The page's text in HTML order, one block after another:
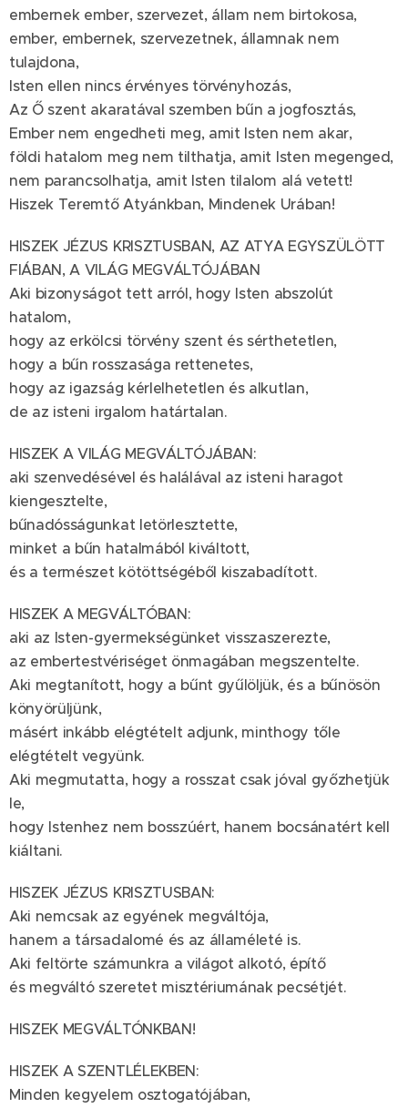
embernek ember, szervezet, állam nem birtokosa,
ember, embernek, szervezetnek, államnak nem
tulajdona,
Isten ellen nincs érvényes törvényhozás,
Az Ő szent akaratával szemben bűn a jogfosztás,
Ember nem engedheti meg, amit Isten nem akar,
földi hatalom meg nem tilthatja, amit Isten megenged,
nem parancsolhatja, amit Isten tilalom alá vetett!
Hiszek Teremtő Atyánkban, Mindenek Urában!
HISZEK JÉZUS KRISZTUSBAN, AZ ATYA EGYSZÜLÖTT
FIÁBAN, A VILÁG MEGVÁLTÓJÁBAN
Aki bizonyságot tett arról, hogy Isten abszolút
hatalom,
hogy az erkölcsi törvény szent és sérthetetlen,
hogy a bűn rosszasága rettenetes,
hogy az igazság kérlelhetetlen és alkutlan,
de az isteni irgalom határtalan.
HISZEK A VILÁG MEGVÁLTÓJÁBAN:
aki szenvedésével és halálával az isteni haragot
kiengesztelte,
bűnadósságunkat letörlesztette,
minket a bűn hatalmából kiváltott,
és a természet kötöttségéből kiszabadított.
HISZEK A MEGVÁLTÓBAN:
aki az Isten-gyermekségünket visszaszerezte,
az embertestvériséget önmagában megszentelte.
Aki megtanított, hogy a bűnt gyűlöljük, és a bűnösön
könyörüljünk,
másért inkább elégtételt adjunk, minthogy tőle
elégtételt vegyünk.
Aki megmutatta, hogy a rosszat csak jóval győzhetjük
le,
hogy Istenhez nem bosszúért, hanem bocsánatért kell
kiáltani.
HISZEK JÉZUS KRISZTUSBAN:
Aki nemcsak az egyének megváltója,
hanem a társadalomé és az államéleté is.
Aki feltörte számunkra a világot alkotó, építő
és megváltó szeretet misztériumának pecsétjét.
HISZEK MEGVÁLTÓNKBAN!
HISZEK A SZENTLÉLEKBEN:
Minden kegyelem osztogatójában,